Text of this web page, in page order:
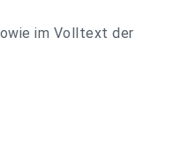
im Volltext der